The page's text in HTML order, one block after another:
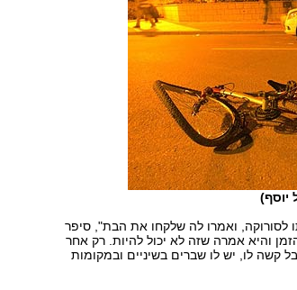
יוסף)
לסורוקה, ואמרו לה שלקחו את הבת", סיפר
והיא אמרה שזה לא יכול להיות. רק אחר
קשה לו, יש לו שברים בשיניים ובמקומות